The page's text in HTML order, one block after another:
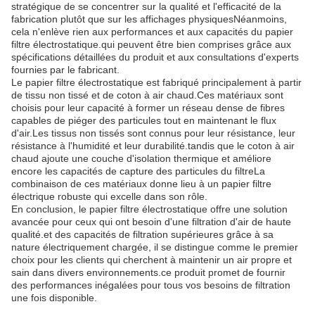
stratégique de se concentrer sur la qualité et l'efficacité de la
fabrication plutôt que sur les affichages physiquesNéanmoins,
cela n'enlève rien aux performances et aux capacités du papier
filtre électrostatique.qui peuvent être bien comprises grâce aux
spécifications détaillées du produit et aux consultations d'experts
fournies par le fabricant.
Le papier filtre électrostatique est fabriqué principalement à partir
de tissu non tissé et de coton à air chaud.Ces matériaux sont
choisis pour leur capacité à former un réseau dense de fibres
capables de piéger des particules tout en maintenant le flux
d'air.Les tissus non tissés sont connus pour leur résistance, leur
résistance à l'humidité et leur durabilité.tandis que le coton à air
chaud ajoute une couche d'isolation thermique et améliore
encore les capacités de capture des particules du filtreLa
combinaison de ces matériaux donne lieu à un papier filtre
électrique robuste qui excelle dans son rôle.
En conclusion, le papier filtre électrostatique offre une solution
avancée pour ceux qui ont besoin d'une filtration d'air de haute
qualité.et des capacités de filtration supérieures grâce à sa
nature électriquement chargée, il se distingue comme le premier
choix pour les clients qui cherchent à maintenir un air propre et
sain dans divers environnements.ce produit promet de fournir
des performances inégalées pour tous vos besoins de filtration
une fois disponible.